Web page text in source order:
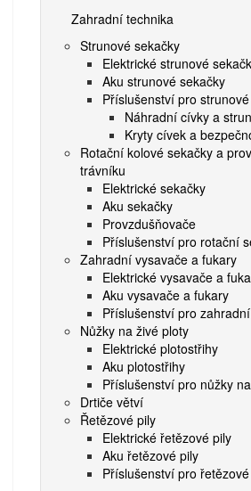
Zahradní technika
Strunové sekačky
Elektrické strunové
Aku strunové sekačky
Příslušenství pro
Náhradní cívky a
Kryty cívek a
Rotační kolové sekačky a
trávníku
Elektrické sekačky
Aku sekačky
Provzdušňovače
Příslušenství pro rotační
Zahradní vysavače a fukary
Elektrické vysavače a
Aku vysavače a fukary
Příslušenství pro
Nůžky na živé ploty
Elektrické plotostřihy
Aku plotostřihy
Příslušenství pro nůžky
Drtiče větví
Řetězové pily
Elektrické řetězové pily
Aku řetězové pily
Příslušenství pro